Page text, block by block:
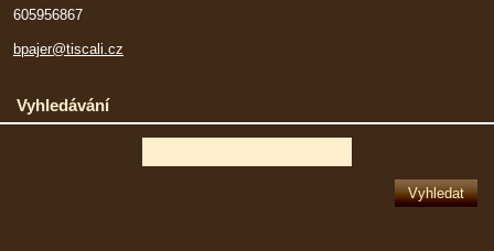
605956867
bpajer@tiscali.cz
Vyhledávání